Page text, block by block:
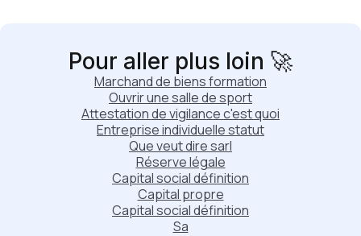
Pour aller plus loin 🚀
Marchand de biens formation
Ouvrir une salle de sport
Attestation de vigilance c'est quoi
Entreprise individuelle statut
Que veut dire sarl
Réserve légale
Capital social définition
Capital propre
Capital social définition
Sa